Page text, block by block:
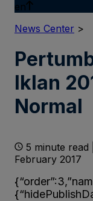
en
News Center >
Iklan
Normal
5 minute read
February 2017